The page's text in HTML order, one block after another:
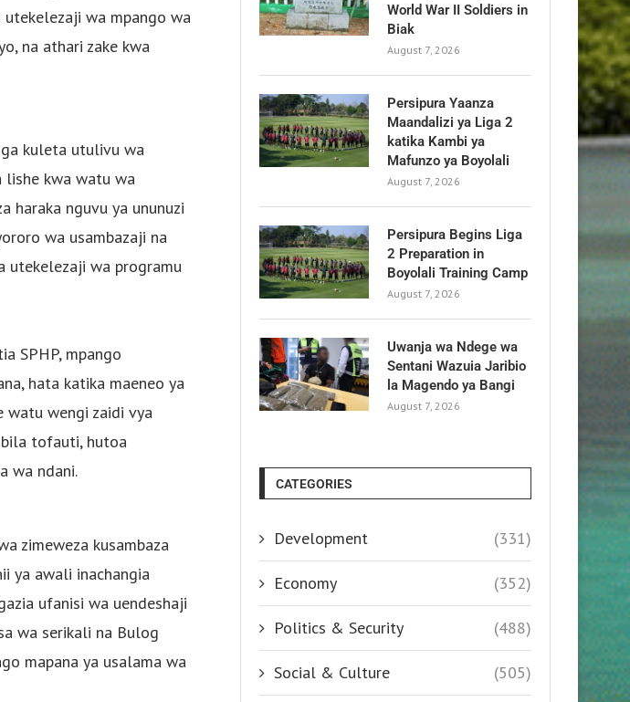
utekelezaji wa mpango wa
na athari zake kwa
kuleta utulivu wa
lishe kwa watu wa
haraka nguvu ya ununuzi
wa usambazaji na
utekelezaji wa programu
SPHP, mpango
hata katika maeneo ya
watu wengi zaidi vya
tofauti, hutoa
wa ndani.
zimeweza kusambaza
ya awali inachangia
ufanisi wa uendeshaji
wa serikali na Bulog
mapana ya usalama wa
World War II Soldiers in
Biak
August 7, 2026
Persipura Yaanza
Maandalizi ya Liga 2
katika Kambi ya
Mafunzo ya Boyolali
August 7, 2026
Persipura Begins Liga
2 Preparation in
Boyolali Training Camp
August 7, 2026
Uwanja wa Ndege wa
Sentani Wazuia Jaribio
la Magendo ya Bangi
August 7, 2026
CATEGORIES
Development (331)
Economy (352)
Politics & Security (488)
Social & Culture (505)